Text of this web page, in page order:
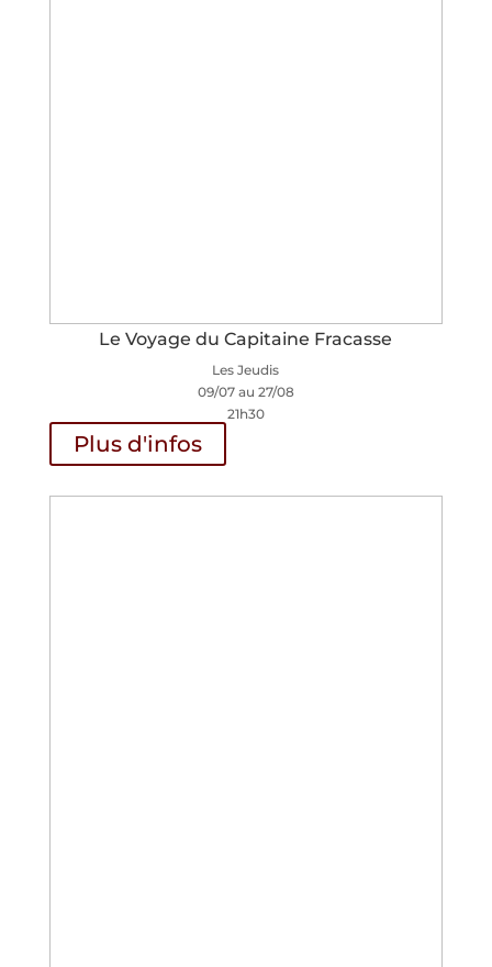
Le Voyage du Capitaine Fracasse
Les Jeudis
09/07 au 27/08
21h30
Plus d'infos